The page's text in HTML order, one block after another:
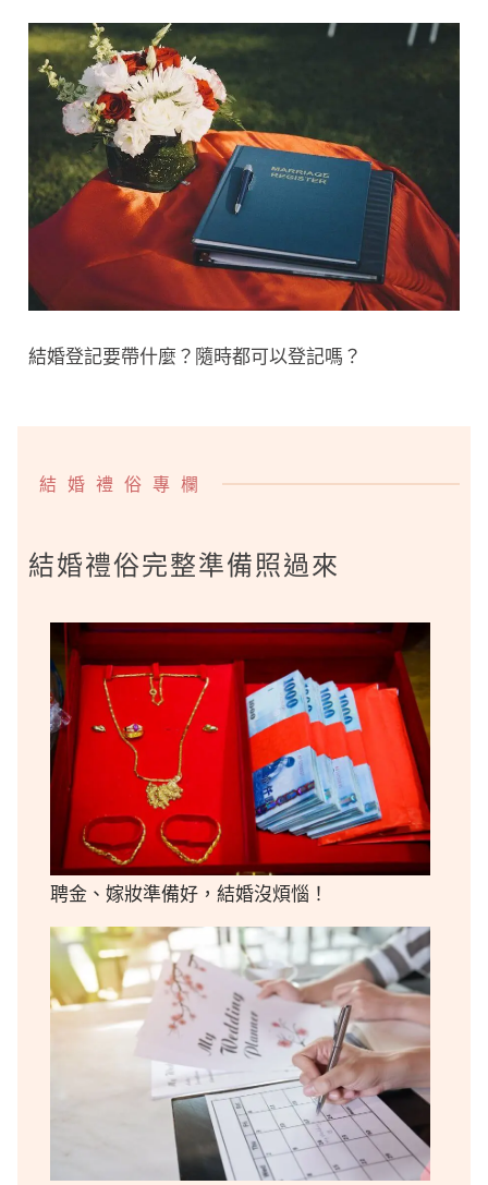
結婚登記要帶什麼？隨時都可以登記嗎？
結婚禮俗專欄
結婚禮俗完整準備照過來
聘金、嫁妝準備好，結婚沒煩惱！